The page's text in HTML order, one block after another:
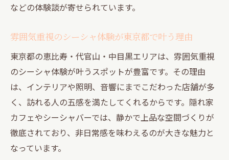
などの体験談が寄せられています。
雰囲気重視のシーシャ体験が東京都で叶う理由
東京都の恵比寿・代官山・中目黒エリアは、雰囲気重視
のシーシャ体験が叶うスポットが豊富です。その理由
は、インテリアや照明、音響にまでこだわった店舗が多
く、訪れる人の五感を満たしてくれるからです。隠れ家
カフェやシーシャバーでは、静かで上品な空間づくりが
徹底されており、非日常感を味わえるのが大きな魅力と
なっています。